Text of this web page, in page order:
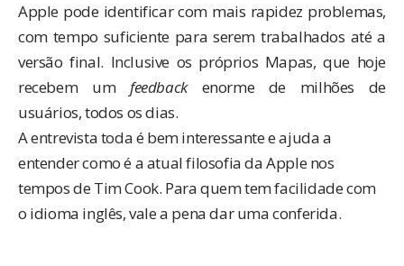
Apple pode identificar com mais rapidez problemas,
com tempo suficiente para serem trabalhados até a
versão final. Inclusive os próprios Mapas, que hoje
recebem um feedbackenorme de milhões de
usuários, todos os dias.
A entrevista toda é bem interessante e ajuda a
entender como é a atual filosofia da Apple nos
tempos de Tim Cook. Para quem tem facilidade com
o idioma inglês, vale a penadar uma conferida.